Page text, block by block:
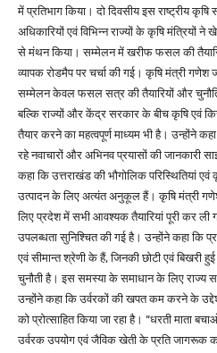
में प्रतिभाग किया। दो दिवसीय इस राष्ट्रीय
अधिकारियों एवं विभिन्न राज्यों के कृषि मंत्रियों
से मंथन किया। सम्मेलन में खरीफ फसल की
व्यापक रोडमैप पर चर्चा की गई। कृषि मंत्री
सम्मेलन केवल फसल सत्र की तैयारियों और
बल्कि राज्यों और केंद्र सरकार के बीच कृषि एवं
तैयार करने का महत्वपूर्ण माध्यम भी है। उन्होंने
रहे नवाचारों और अभिनव प्रयासों की जानकारी
कहा कि उत्तराखंड की भौगोलिक परिस्थितियां
उत्पादन के लिए अत्यंत अनुकूल हैं। कृषि मंत्री
लिए प्रदेश में सभी आवश्यक तैयारियां पूरी कर ली
उपलब्धता सुनिश्चित की गई है। उन्होंने कहा
एवं सीमान्त श्रेणी के हैं, जिनकी छोटी एवं बिखरी
चुनौती है। इस समस्या के समाधान के लिए राज्य
उन्होंने कहा कि उर्वरकों की खपत कम करने के
को प्रोत्साहित किया जा रहा है। “धरती माता
उर्वरक उपयोग एवं जैविक खेती के प्रति जागरूक